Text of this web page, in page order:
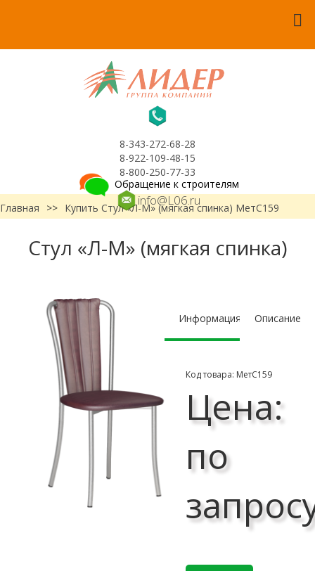
8-343-272-68-28
8-922-109-48-15
8-800-250-77-33
info@L06.ru
Обращение к строителям
Главная
>> Купить Стул «Л-М» (мягкая спинка) МетС159
Стул «Л-М» (мягкая спинка)
Информация Описание
Код товара: МетС159
Цена:
по